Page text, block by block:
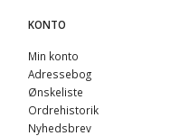
KONTO
Min konto
Adressebog
Ønskeliste
Ordrehistorik
Nyhedsbrev